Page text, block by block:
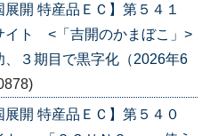
展開 特産品ＥＣ】第５４１
ト <「吉開のかまぼこ」>
３期目で黒字化（2026年6
展開 特産品ＥＣ】第５４０